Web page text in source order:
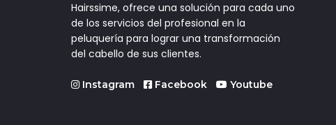
Hairssime, ofrece una solución para cada uno
de los servicios del profesional en la
peluquería para lograr una transformación
del cabello de sus clientes.
Instagram Facebook Youtube